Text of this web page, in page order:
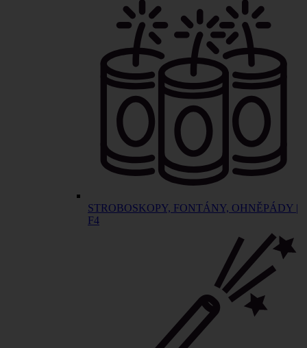
STROBOSKOPY, FONTÁNY, OHNĚPÁDY |
F4